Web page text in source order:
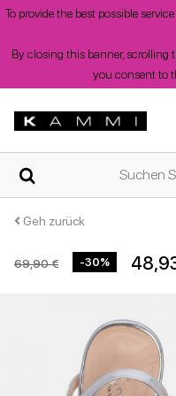
To provide the best possible
By closing this banner, scrolling
you consent to
ZUHAUSE
WER
WIR
SIND
SHOPS
Sommerschuhe
TurnschuheNiedrige Sandalen
TurnschuheStiefel und
Geh zurück
69,90 € -30%